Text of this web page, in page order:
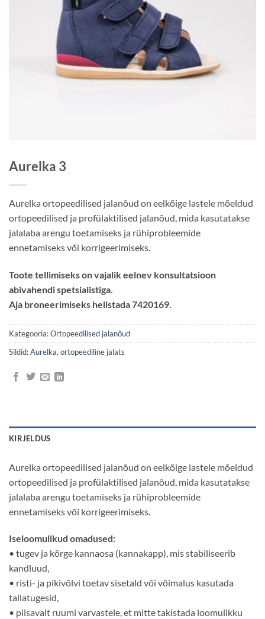
Aurelka 3
Aurelka ortopeedilised jalanõud on eelkõige lastele mõeldud
ortopeedilised ja profülaktilised jalanõud, mida kasutatakse
jalalaba arengu toetamiseks ja rühiprobleemide
ennetamiseks või korrigeerimiseks.
Toote tellimiseks on vajalik eelnev konsultatsioon
abivahendi spetsialistiga.
Aja broneerimiseks helistada 7420169.
Kategooria:Ortopeedilised jalanõud
Sildid:Aurelka, ortopeediline jalats
KIRJELDUS
Aurelka ortopeedilised jalanõud on eelkõige lastele mõeldud
ortopeedilised ja profülaktilised jalanõud, mida kasutatakse
jalalaba arengu toetamiseks ja rühiprobleemide
ennetamiseks või korrigeerimiseks.
Iseloomulikud omadused:
• tugev ja kõrge kannaosa (kannakapp), mis stabiliseerib
kandluud,
• risti- ja pikivõlvi toetav sisetald või võimalus kasutada
tallatugesid,
• piisavalt ruumi varvastele, et mitte takistada loomulikku